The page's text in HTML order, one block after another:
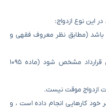
این نوع ازدواج:
باشد (مطابق نظر معروف فقهی و
جهیزیه اجباری است و باید در زمان قرارداد مشخص شود (ماده ۱۰۹۵
ازدواج موقت نیست.
کارهایی انجام داده است ، و